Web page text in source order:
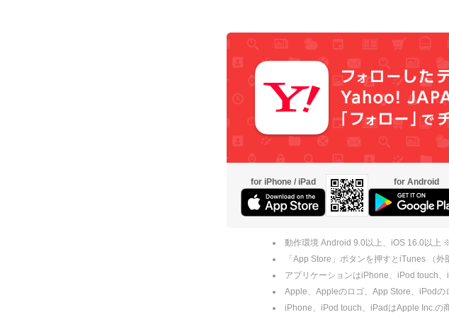
for iPhone / iPad for Android
動作環境 Android 9.0以上、iOS 16.0以上
「App Store」ボタンを押すとiTunes （
アプリケーションはiPhone、iPod touch
Apple、Appleのロゴ、App Store、iPod
iPhone、iPod touch、iPadはApple Inc.の